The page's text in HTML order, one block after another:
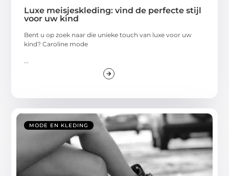
Luxe meisjeskleding: vind de perfecte stijl
voor uw kind
Bent u op zoek naar die unieke touch van luxe voor uw
kind? Caroline mode
MODE EN KLEDING